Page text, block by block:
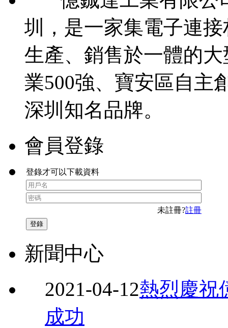
圳，是一家集電子連
生產、銷售於一體的
業500強、寶安區自主
深圳知名品牌。
會員登錄
登錄才可以下載資料
未註冊?註冊
新聞中心
2021-04-12熱烈慶祝
成功